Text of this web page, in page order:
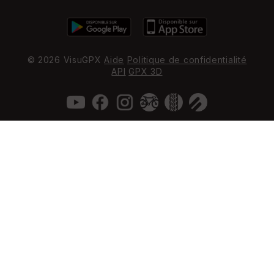
© 2026 VisuGPX Aide Politique de confidentialité
API GPX 3D